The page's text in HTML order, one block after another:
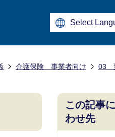
介護保険 事業者向け 03
この記事
わせ先